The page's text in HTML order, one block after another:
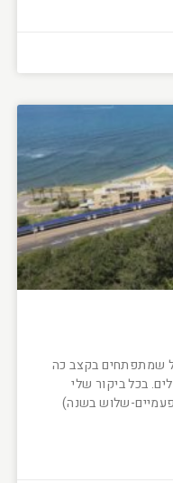
שמתפתחים בקצב כה
בכל ביקור שלי
שלוש בשנה)